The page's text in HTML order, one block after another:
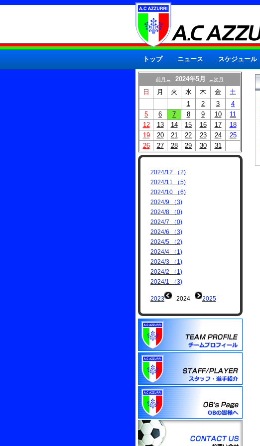
トップ ニュース スケジュール
前月← 2024年5月 →次月
日 月 火 水 木 金
土
1
2 3
4
5
6 7 8 9 10
11
12
13 14 15 16 17
18
19
20 21 22 23 24
25
26
27 28 29 30 31
2024/12 （2)
2024/11 （5)
2024/10 （6)
2024/9 （3)
2024/8 （0)
2024/7 （0)
2024/6 （3)
2024/5 （2)
2024/4 （1)
2024/3 （1)
2024/2 （1)
2024/1 （3)
2023 2024 2025